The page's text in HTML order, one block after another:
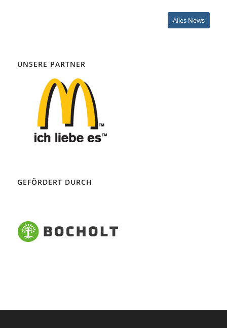
Alles News
UNSERE PARTNER
GEFÖRDERT DURCH